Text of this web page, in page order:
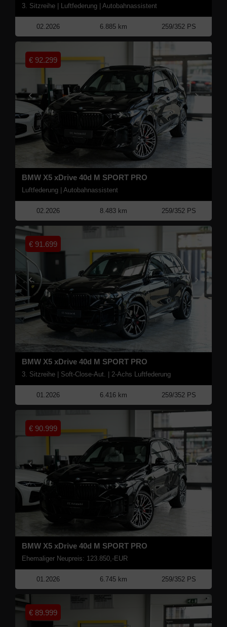
3. Sitzreihe | Luftfederung | Autobahnassistent
02.2026 6.885 km 259/352 PS
BMW X5 xDrive 40d M SPORT PRO
Luftfederung | Autobahnassistent
€ 92.299
02.2026 8.483 km 259/352 PS
BMW X5 xDrive 40d M SPORT PRO
3. Sitzreihe | Soft-Close-Aut. | 2-Achs Luftfederung
€ 91.699
01.2026 6.416 km 259/352 PS
BMW X5 xDrive 40d M SPORT PRO
Ehemaliger Neupreis: 123.850,-EUR
€ 90.999
01.2026 6.745 km 259/352 PS
€ 89.999